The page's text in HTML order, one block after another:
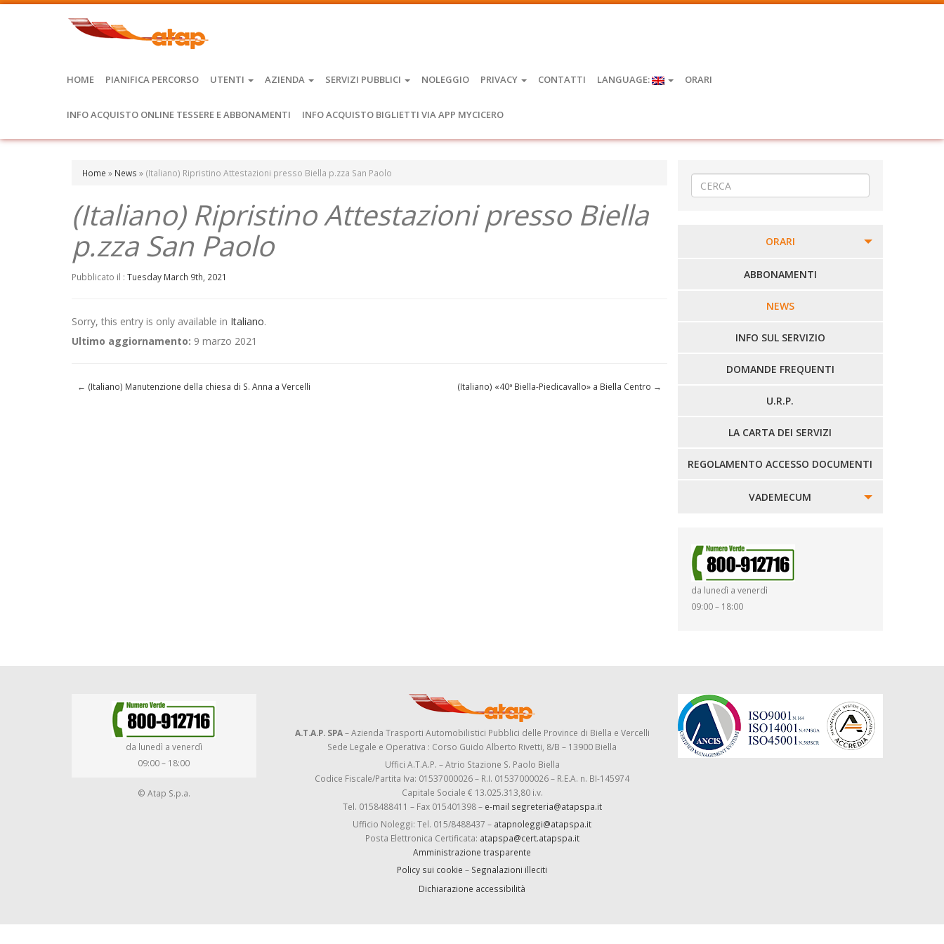
HOME PIANIFICA PERCORSO UTENTI AZIENDA SERVIZI PUBBLICI NOLEGGIO PRIVACY CONTATTI LANGUAGE: ORARI
INFO ACQUISTO ONLINE TESSERE E ABBONAMENTI INFO ACQUISTO BIGLIETTI VIA APP MYCICERO
Home » News » (Italiano) Ripristino Attestazioni presso Biella p.zza San Paolo
(Italiano) Ripristino Attestazioni presso Biella
p.zza San Paolo
Pubblicato il : Tuesday March 9th, 2021
Sorry, this entry is only available in Italiano.
Ultimo aggiornamento: 9 marzo 2021
← (Italiano) Manutenzione della chiesa di S. Anna a Vercelli (Italiano) «40ª Biella-Piedicavallo» a Biella Centro →
ORARI
PERCORSI URBANI IN BIELLA
LINEE URBANE VERCELLI
LINEE EXTRAURBANE
ABBONAMENTI
NEWS
INFO SUL SERVIZIO
DOMANDE FREQUENTI
U.R.P.
LA CARTA DEI SERVIZI
REGOLAMENTO ACCESSO DOCUMENTI
VADEMECUM
SMARRIMENTO OGGETTI
DIRITTI E DOVERI
da lunedì a venerdì
09:00 – 18:00
da lunedì a venerdì
09:00 – 18:00
© Atap S.p.a.
A.T.A.P. SPA– Azienda Trasporti Automobilistici Pubblici delle Province di Biella e Vercelli
Sede Legale e Operativa : Corso Guido Alberto Rivetti, 8/B – 13900 Biella
Uffici A.T.A.P. – Atrio Stazione S. Paolo Biella
Codice Fiscale/Partita Iva: 01537000026 – R.I. 01537000026 – R.E.A. n. BI-145974
Capitale Sociale € 13.025.313,80 i.v.
Tel. 0158488411 – Fax 015401398 – e-mail segreteria@atapspa.it
Ufficio Noleggi: Tel. 015/8488437 – atapnoleggi@atapspa.it
Posta Elettronica Certificata: atapspa@cert.atapspa.it
Amministrazione trasparente
Policy sui cookie – Segnalazioni illeciti
Dichiarazione accessibilità